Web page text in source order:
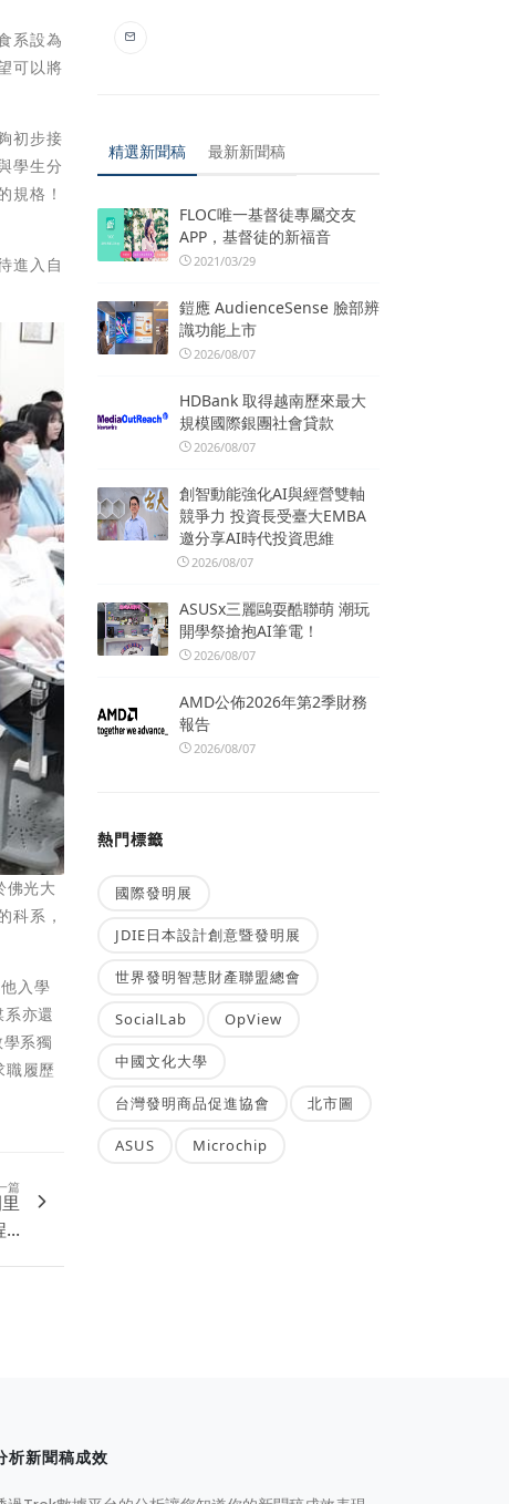
系設為
可以將
初步接
學生分
規格！
進入自
佛光大
科系，
入學
亦還
系獨
履歷
篇
...
精選新聞稿 最新新聞稿
FLOC唯一基督徒專屬交友
APP，基督徒的新福音
2021/03/29
鎧應 AudienceSense 臉部辨
識功能上市
2026/08/07
HDBank 取得越南歷來最大
規模國際銀團社會貸款
2026/08/07
創智動能強化AI與經營雙軸
競爭力 投資長受臺大EMBA
邀分享AI時代投資思維
2026/08/07
ASUSx三麗鷗耍酷聯萌 潮玩
開學祭搶抱AI筆電！
2026/08/07
AMD公佈2026年第2季財務
報告
2026/08/07
熱門標籤
國際發明展
JDIE日本設計創意暨發明展
世界發明智慧財產聯盟總會
SocialLab OpView
中國文化大學
台灣發明商品促進協會 北市圖
ASUS Microchip
析新聞稿成效